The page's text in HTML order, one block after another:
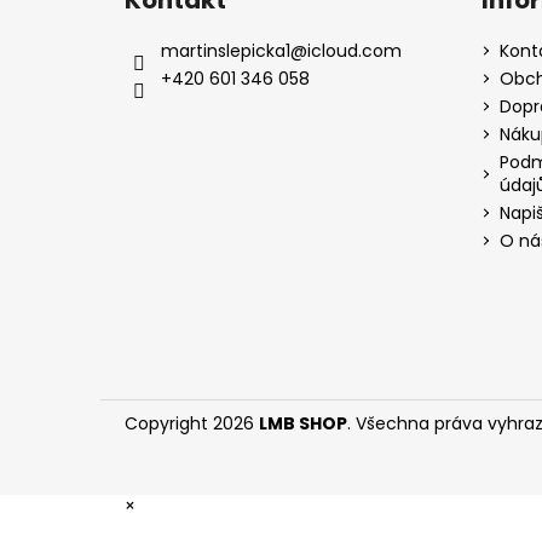
martinslepicka1@icloud.com
+420 601 346 058
O
Copyright 2026 LMB SHOP. Všechna práva
×